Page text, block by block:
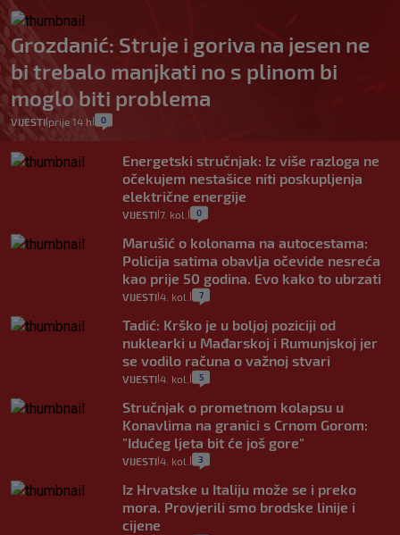
Grozdanić: Struje i goriva na jesen ne
bi trebalo manjkati no s plinom bi
moglo biti problema
VIJESTI prije 14 h 0
Energetski stručnjak: Iz više razloga ne
očekujem nestašice niti poskupljenja
električne energije
VIJESTI 7. kol. 0
Marušić o kolonama na autocestama:
Policija satima obavlja očevide nesreća
kao prije 50 godina. Evo kako to ubrzati
VIJESTI 4. kol. 7
Tadić: Krško je u boljoj poziciji od
nuklearki u Mađarskoj i Rumunjskoj jer
se vodilo računa o važnoj stvari
VIJESTI 4. kol. 5
Stručnjak o prometnom kolapsu u
Konavlima na granici s Crnom Gorom:
"Idućeg ljeta bit će još gore"
VIJESTI 4. kol. 3
Iz Hrvatske u Italiju može se i preko
mora. Provjerili smo brodske linije i
cijene